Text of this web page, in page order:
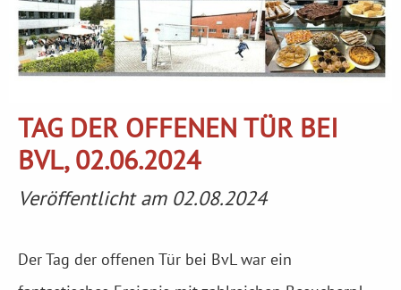
TAG DER OFFENEN TÜR BEI
BVL, 02.06.2024
Veröffentlicht am 02.08.2024
Der Tag der offenen Tür bei BvL war ein